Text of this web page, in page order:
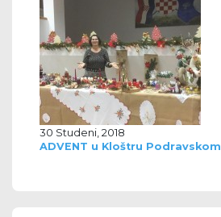
30 Studeni, 2018
ADVENT u Kloštru Podravskom